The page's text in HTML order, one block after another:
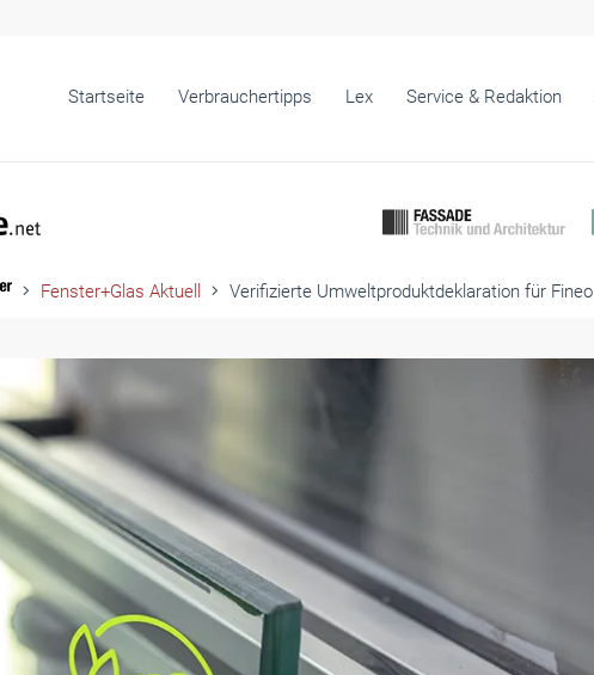
Startseite Verbrauchertipps Lex Service & Redaktion
Fenster+Glas Aktuell Verifizierte Umweltproduktdeklaration für Fineo